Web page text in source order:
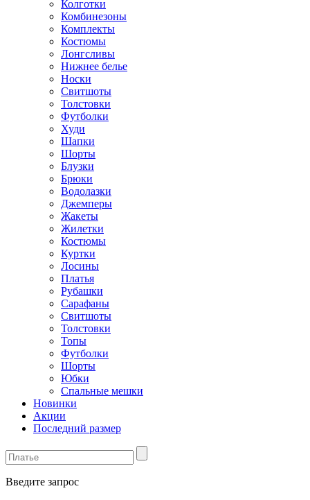
Колготки
Комбинезоны
Комплекты
Костюмы
Лонгсливы
Нижнее белье
Носки
Свитшоты
Толстовки
Футболки
Худи
Шапки
Шорты
Блузки
Брюки
Водолазки
Джемперы
Жакеты
Жилетки
Костюмы
Куртки
Лосины
Платья
Рубашки
Сарафаны
Свитшоты
Толстовки
Топы
Футболки
Шорты
Юбки
Спальные мешки
Новинки
Акции
Последний размер
Введите запрос